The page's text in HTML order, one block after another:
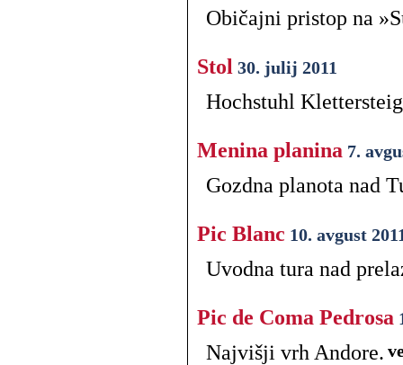
Običajni pristop na
Stol 30. julij 2011
Hochstuhl
Menina planina 7.
Gozdna planota nad
Pic Blanc 10. avgust
Uvodna tura nad
Pic de Coma Pedrosa
Najvišji vrh Andore.